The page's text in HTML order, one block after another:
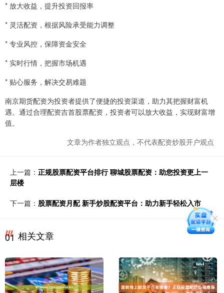
* 放大收益，提升投资回报率
* 灵活配资，根据风险承受能力调整
* 专业风控，保障资金安全
* 实时行情，把握市场机遇
* 贴心服务，解决交易难题
南京期货配资为投资者提供了便捷的投资渠道，助力其把握财富机
遇。通过合理配资吉首股票配资，投资者可以放大收益，实现财富增
值。
文章为作者独立观点，不代表配资炒股开户观点
上一篇： 正规股票配资平台排行 聊城股票配资：助您投资更上一
层楼
下一篇： 股票配资月配 新手炒股配资平台：助力新手轻松入市
01 相关文章